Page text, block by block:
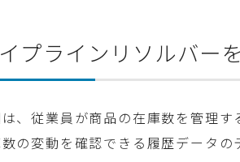
プラインリソルバー
、従業員が商品の在庫数を管理
の変動を確認できる履歴データの